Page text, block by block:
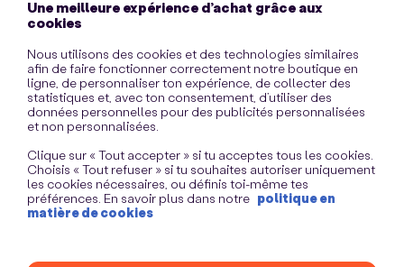
Une meilleure expérience d’achat grâce aux
cookies
Nous utilisons des cookies et des technologies similaires
afin de faire fonctionner correctement notre boutique en
ligne, de personnaliser ton expérience, de collecter des
statistiques et, avec ton consentement, d’utiliser des
données personnelles pour des publicités personnalisées
et non personnalisées.
Clique sur « Tout accepter » si tu acceptes tous les cookies.
Choisis « Tout refuser » si tu souhaites autoriser uniquement
les cookies nécessaires, ou définis toi-même tes
préférences. En savoir plus dans notre politique en
matière de cookies